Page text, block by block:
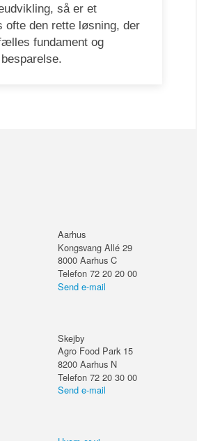
så er et
ofte den rette løsning, der
fundament og
Aarhus
Kongsvang Allé 29
8000 Aarhus C
Telefon 72 20 20 00
Send e-mail
Skejby
Agro Food Park 15
8200 Aarhus N
Telefon 72 20 30 00
Send e-mail